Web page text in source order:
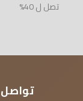
تصل ل 40%
تواصل